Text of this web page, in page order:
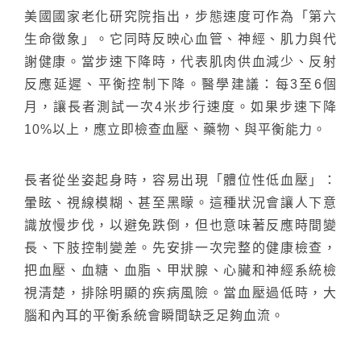
美國國家老化研究院指出，步態速度可作為「第六
生命徵象」。它同時反映心血管、神經、肌力與代
謝健康。當步速下降時，代表肌肉供血減少、反射
反應延遲、平衡控制下降。醫學建議：每3至6個
月，讓長者測試一次4米步行速度。如果步速下降
10%以上，應立即檢查血壓、藥物、與平衡能力。
長者從坐姿起身時，容易出現「體位性低血壓」：
暈眩、視線模糊、甚至黑矇。這種狀況會讓人下意
識放慢步伐，以避免跌倒，但也意味著反應時間變
長、下肢控制變差。先安排一次完整的健康檢查，
把血壓、血糖、血脂、甲狀腺、心臟和神經系統檢
視清楚，排除明顯的疾病風險。當血壓過低時，大
腦和內耳的平衡系統會瞬間缺乏足夠血流。